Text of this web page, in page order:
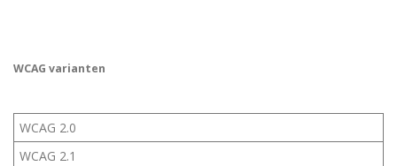
WCAG varianten
WCAG 2.0
WCAG 2.1